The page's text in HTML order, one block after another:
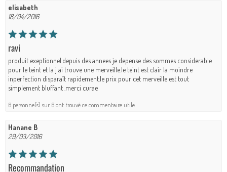
elisabeth
18/04/2016
ravi
produit exeptionnel.depuis des annees je depense des sommes considerable
pour le teint et la j ai trouve une merveille.le teint est clair la moindre
inperfection disparaît rapidement.le prix pour cet merveille est tout
simplement bluffant .merci curae
6 personne(s) sur 6 ont trouvé ce commentaire utile.
Hanane B
29/03/2016
Recommandation